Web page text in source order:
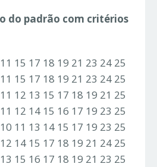
do padrão com critérios
15 17 18 19 21 23 24 25
15 17 18 19 21 23 24 25
12 13 15 17 18 19 21 25
12 14 15 16 17 19 23 25
11 13 14 15 17 19 23 25
14 15 17 18 19 21 24 25
15 16 17 18 19 21 23 25